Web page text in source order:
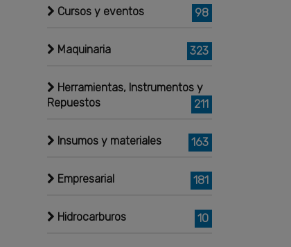
Cursos y eventos 98
Maquinaria 323
Herramientas, Instrumentos y
Repuestos
211
Insumos y materiales 163
Empresarial 181
Hidrocarburos 10